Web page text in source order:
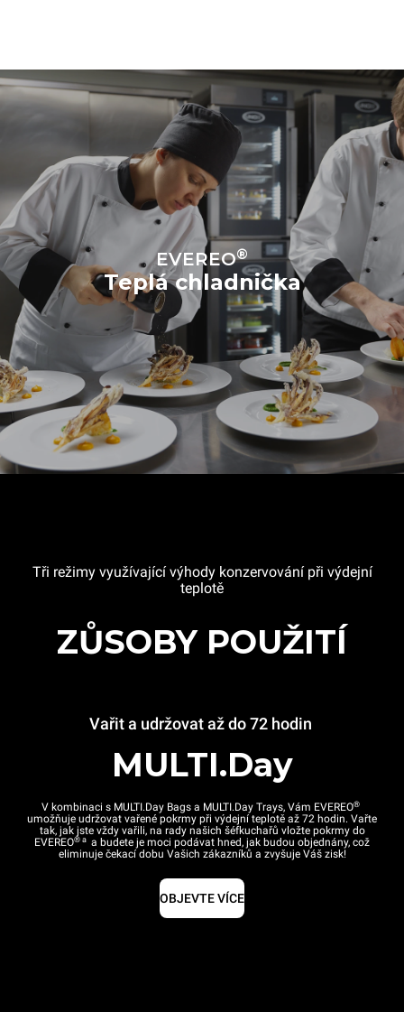
EVEREO®
Teplá chladnička
Tři režimy využívající výhody konzervování při výdejní
teplotě
ZŮSOBY POUŽITÍ
Vařit a udržovat až do 72 hodin
MULTI.Day
V kombinaci s MULTI.Day Bags a MULTI.Day Trays, Vám EVEREO®
umožňuje udržovat vařené pokrmy při výdejní teplotě až 72 hodin. Vařte
tak, jak jste vždy vařili, na rady našich šéfkuchařů vložte pokrmy do
EVEREO® a a budete je moci podávat hned, jak budou objednány, což
eliminuje čekací dobu Vašich zákazníků a zvyšuje Váš zisk!
OBJEVTE VÍCE